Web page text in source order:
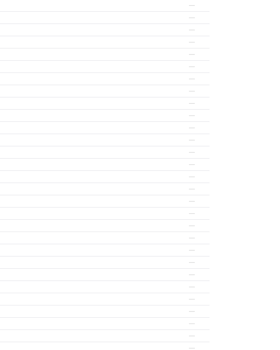
—
—
—
—
—
—
—
—
—
—
—
—
—
—
—
—
—
—
—
—
—
—
—
—
—
—
—
—
—